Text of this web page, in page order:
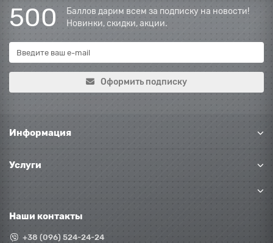
500
Баллов дарим всем за подписку на новости!
Новинки, скидки, акции.
Оформить подписку
Информация
Услуги
Наши контакты
+38 (096) 524-24-24